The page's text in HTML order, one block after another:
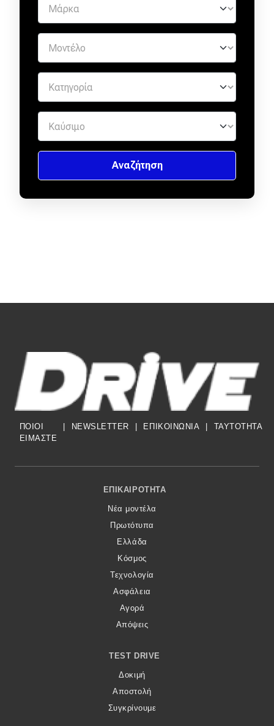
ΠΟΙΟΙ
ΕΙΜΑΣΤΕ
| NEWSLETTER | ΕΠΙΚΟΙΝΩΝΙΑ | TAYTOTHTA
Footer Menu
ΕΠΙΚΑΙΡΌΤΗΤΑ
Νέα μοντέλα
Πρωτότυπα
Ελλάδα
Κόσμος
Τεχνολογία
Ασφάλεια
Αγορά
Απόψεις
TEST DRIVE
Δοκιμή
Αποστολή
Συγκρίνουμε